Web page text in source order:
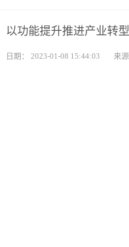
以功能提升推进产业转
日期： 2023-01-08 15:44:03 来